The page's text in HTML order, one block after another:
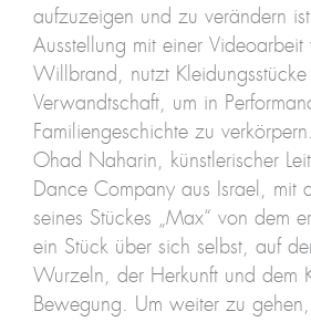
aufzuzeigen und zu verändern
Ausstellung mit einer
Willbrand, nutzt Kleidungsstücke
Verwandtschaft, um in
Familiengeschichte zu
Ohad Naharin, künstlerischer
Dance Company aus Israel, mit
seines Stückes „Max“ von dem
ein Stück über sich selbst, auf
Wurzeln, der Herkunft und dem
Bewegung. Um weiter zu